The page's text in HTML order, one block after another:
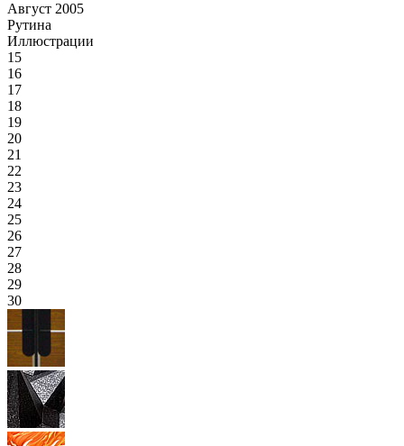
Август 2005
Рутина
Иллюстрации
15
16
17
18
19
20
21
22
23
24
25
26
27
28
29
30